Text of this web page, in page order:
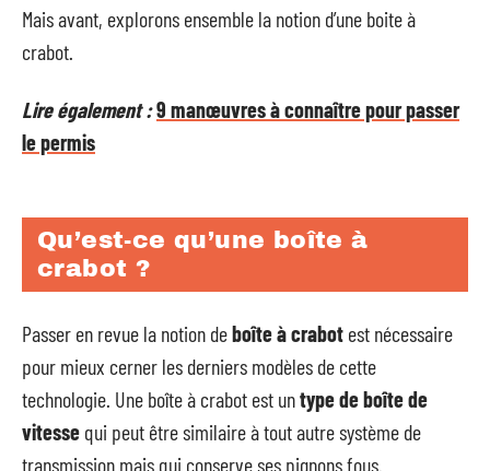
Mais avant, explorons ensemble la notion d’une boite à
crabot.
Lire également :9 manœuvres à connaître pour passer
le permis
Qu’est-ce qu’une boîte à
crabot ?
Passer en revue la notion deboîte à crabot est nécessaire
pour mieux cerner les derniers modèles de cette
technologie. Une boîte à crabot est untype de boîte de
vitesse qui peut être similaire à tout autre système de
transmission mais qui conserve ses pignons fous.